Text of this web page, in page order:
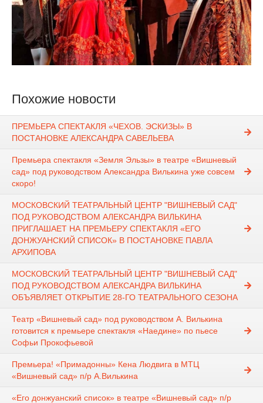
Похожие новости
ПРЕМЬЕРА СПЕКТАКЛЯ «ЧЕХОВ. ЭСКИЗЫ» В
ПОСТАНОВКЕ АЛЕКСАНДРА САВЕЛЬЕВА
Премьера спектакля «Земля Эльзы» в театре «Вишневый
сад» под руководством Александра Вилькина уже совсем
скоро!
МОСКОВСКИЙ ТЕАТРАЛЬНЫЙ ЦЕНТР "ВИШНЕВЫЙ САД"
ПОД РУКОВОДСТВОМ АЛЕКСАНДРА ВИЛЬКИНА
ПРИГЛАШАЕТ НА ПРЕМЬЕРУ СПЕКТАКЛЯ «ЕГО
ДОНЖУАНСКИЙ СПИСОК» В ПОСТАНОВКЕ ПАВЛА
АРХИПОВА
МОСКОВСКИЙ ТЕАТРАЛЬНЫЙ ЦЕНТР "ВИШНЕВЫЙ САД"
ПОД РУКОВОДСТВОМ АЛЕКСАНДРА ВИЛЬКИНА
ОБЪЯВЛЯЕТ ОТКРЫТИЕ 28-ГО ТЕАТРАЛЬНОГО СЕЗОНА
Театр «Вишневый сад» под руководством А. Вилькина
готовится к премьере спектакля «Наедине» по пьесе
Софьи Прокофьевой
Премьера! «Примадонны» Кена Людвига в МТЦ
«Вишневый сад» п/р А.Вилькина
«Его донжуанский список» в театре «Вишневый сад» п/р